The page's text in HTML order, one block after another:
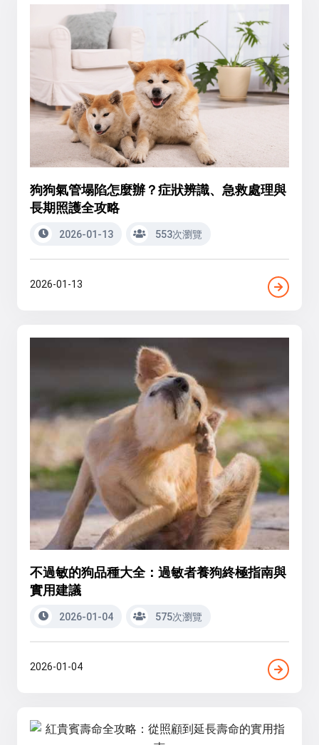
狗狗氣管塌陷怎麼辦？症狀辨識、急救處理與
長期照護全攻略
2026-01-13 553次瀏覽
2026-01-13
不過敏的狗品種大全：過敏者養狗終極指南與
實用建議
2026-01-04 575次瀏覽
2026-01-04